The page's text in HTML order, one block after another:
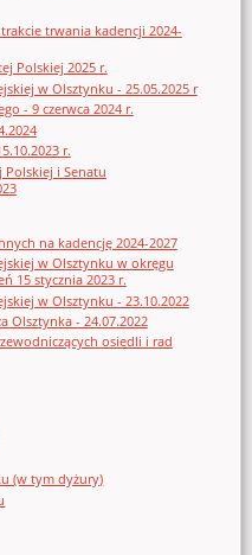
trwania kadencji 2024-
Polskiej 2025 r.
w Olsztynku - 25.05.2025 r
- 9 czerwca 2024 r.
r.
Polskiej i Senatu
na kadencję 2024-2027
w Olsztynku w okręgu
15 stycznia 2023 r.
w Olsztynku - 23.10.2022
Olsztynka - 24.07.2022
osiedli i rad
(w tym dyżury)